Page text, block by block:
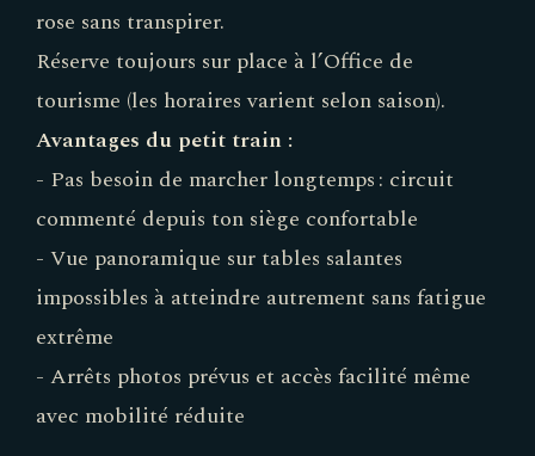
rose sans transpirer.
Réserve toujours sur place à l’Office de
tourisme (les horaires varient selon saison).
Avantages du petit train :
- Pas besoin de marcher longtemps : circuit
commenté depuis ton siège confortable
- Vue panoramique sur tables salantes
impossibles à atteindre autrement sans fatigue
extrême
- Arrêts photos prévus et accès facilité même
avec mobilité réduite